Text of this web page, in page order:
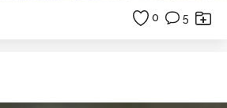
0 5